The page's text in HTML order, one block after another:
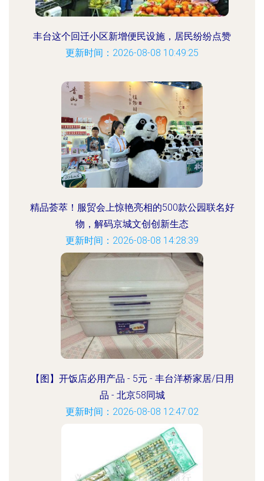
丰台这个回迁小区新增便民设施，居民纷纷点赞
更新时间：2026-08-08 10:49:25
精品荟萃！服贸会上惊艳亮相的500款公园联名好
物，解码京城文创创新生态
更新时间：2026-08-08 14:28:39
【图】开饭店必用产品 - 5元 - 丰台洋桥家居/日用
品 - 北京58同城
更新时间：2026-08-08 12:47:02